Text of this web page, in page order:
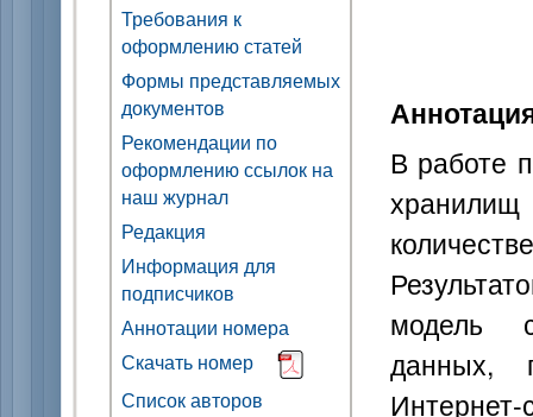
Требования к
оформлению статей
Формы представляемых
документов
Рекомендации по
оформлению ссылок на
наш журнал
Редакция
Информация для
подписчиков
Аннотации номера
Скачать номер
Список авторов
В работе
модель
данных,
Интернет-